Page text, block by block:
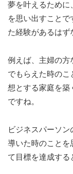
夢を叶えるために
を思い出すことで
た経験があるはず
例えば、主婦の方
でもらえた時のこ
想とする家庭を築
ですね。
ビジネスパーソ
導いた時のことを
て目標を達成する